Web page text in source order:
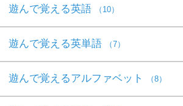
遊んで覚える英語 （10）
遊んで覚える英単語 （7）
遊んで覚えるアルファベット （8）